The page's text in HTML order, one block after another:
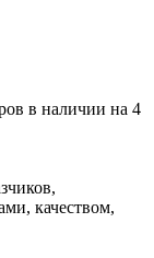
в наличии на 4
качеством,